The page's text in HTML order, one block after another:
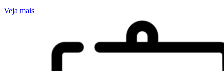
Veja mais